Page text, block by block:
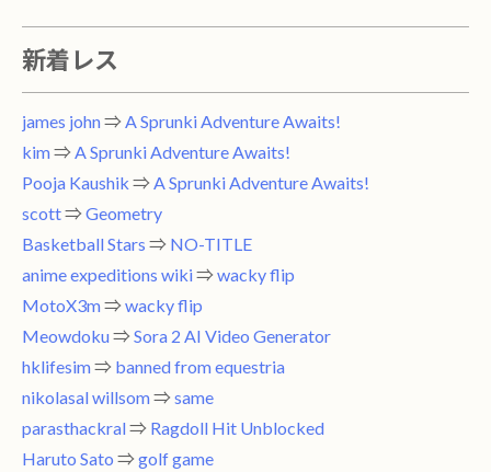
新着レス
james john⇒ A Sprunki Adventure Awaits!
kim⇒ A Sprunki Adventure Awaits!
Pooja Kaushik ⇒ A Sprunki Adventure Awaits!
scott⇒ Geometry
Basketball Stars ⇒ NO-TITLE
anime expeditions wiki⇒ wacky flip
MotoX3m⇒ wacky flip
Meowdoku⇒ Sora 2 AI Video Generator
hklifesim⇒ banned from equestria
nikolasal willsom⇒ same
parasthackral⇒ Ragdoll Hit Unblocked
Haruto Sato ⇒ golf game